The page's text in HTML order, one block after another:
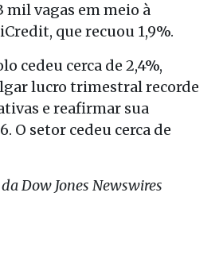
mil vagas em meio à
que recuou 1,9%.
cedeu cerca de 2,4%,
lucro trimestral recorde
e reafirmar sua
O setor cedeu cerca de
Dow Jones Newswires